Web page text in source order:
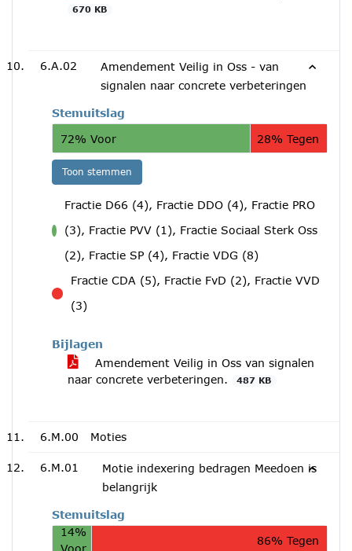
670 KB
6.A.02
Amendement Veilig in Oss - van
signalen naar concrete verbeteringen
Stemuitslag
72% Voor
28% Tegen
Toon stemmen
Fractie D66 (4), Fractie DDO (4), Fractie PRO
(3), Fractie PVV (1), Fractie Sociaal Sterk Oss
(2), Fractie SP (4), Fractie VDG (8)
tegen
Fractie CDA (5), Fractie FvD (2), Fractie VVD
(3)
Bijlagen
Amendement Veilig in Oss van signalen
naar concrete verbeteringen.
487 KB
6.M.00 Moties
6.M.01
Motie indexering bedragen Meedoen is
belangrijk
Stemuitslag
14%
86% Tegen